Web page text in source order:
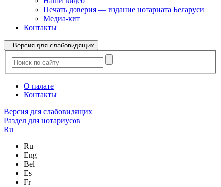
Печать доверия — издание нотариата Беларуси
Медиа-кит
Контакты
Версия для слабовидящих
О палате
Контакты
Версия для слабовидящих
Раздел для нотариусов
Ru
Ru
Eng
Bel
Es
Fr